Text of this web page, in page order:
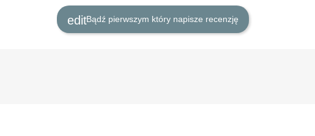
Bądź pierwszym który napisze recenzję